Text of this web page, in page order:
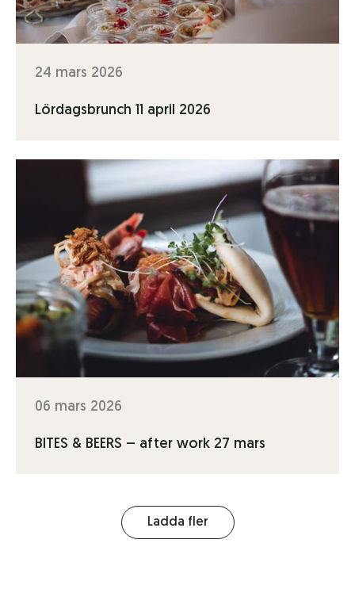
24 mars 2026
Lördagsbrunch 11 april 2026
06 mars 2026
BITES & BEERS – after work 27 mars
Ladda fler